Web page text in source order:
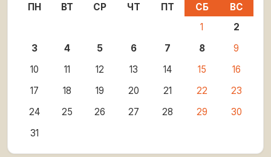
ПН ВТ СР ЧТ ПТ СБ
ВС
1
2
3
4 5 6 7 8
9
10
11 12 13 14 15
16
17
18 19 20 21 22
23
24
25 26 27 28 29
30
31